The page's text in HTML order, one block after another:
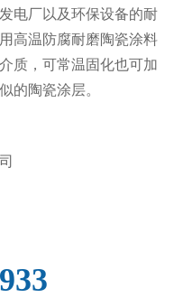
电厂以及环保设备的耐
高温防腐耐磨陶瓷涂料
质，可常温固化也可加
的陶瓷涂层。